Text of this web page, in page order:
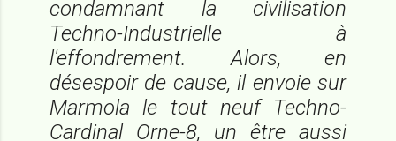
condamnant la civilisation
Techno-Industrielle à
l'effondrement. Alors, en
désespoir de cause, il envoie sur
Marmola le tout neuf Techno-
Cardinal Orne-8, un être aussi